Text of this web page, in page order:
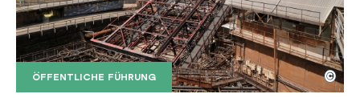
ÖFFENTLICHE FÜHRUNG
Der Erzschrägaufzug der Völklinger Hütte mit
Copyright: Weltkulturerbe Völklinger Hütte | Karl
©